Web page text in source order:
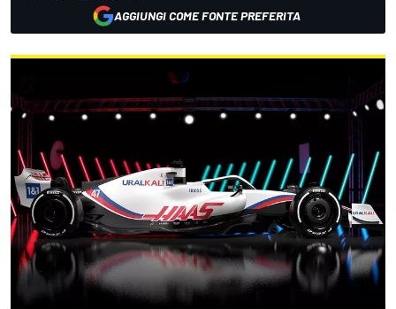
AGGIUNGI COME FONTE PREFERITA